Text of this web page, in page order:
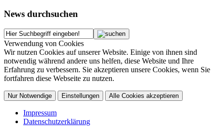
News durchsuchen
Verwendung von Cookies
Wir nutzen Cookies auf unserer Website. Einige von ihnen sind
notwendig während andere uns helfen, diese Website und Ihre
Erfahrung zu verbessern. Sie akzeptieren unsere Cookies, wenn Sie
fortfahren diese Webseite zu nutzen.
Nur Notwendige Einstellungen Alle Cookies akzeptieren
Impressum
Datenschutzerklärung